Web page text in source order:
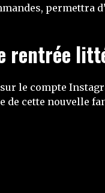
permettra
rentrée
le compte
de cette nouvelle